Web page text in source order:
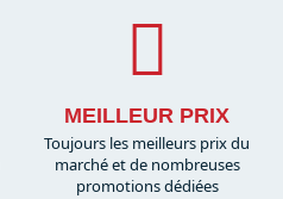
MEILLEUR PRIX
Toujours les meilleurs prix du
marché et de nombreuses
promotions dédiées